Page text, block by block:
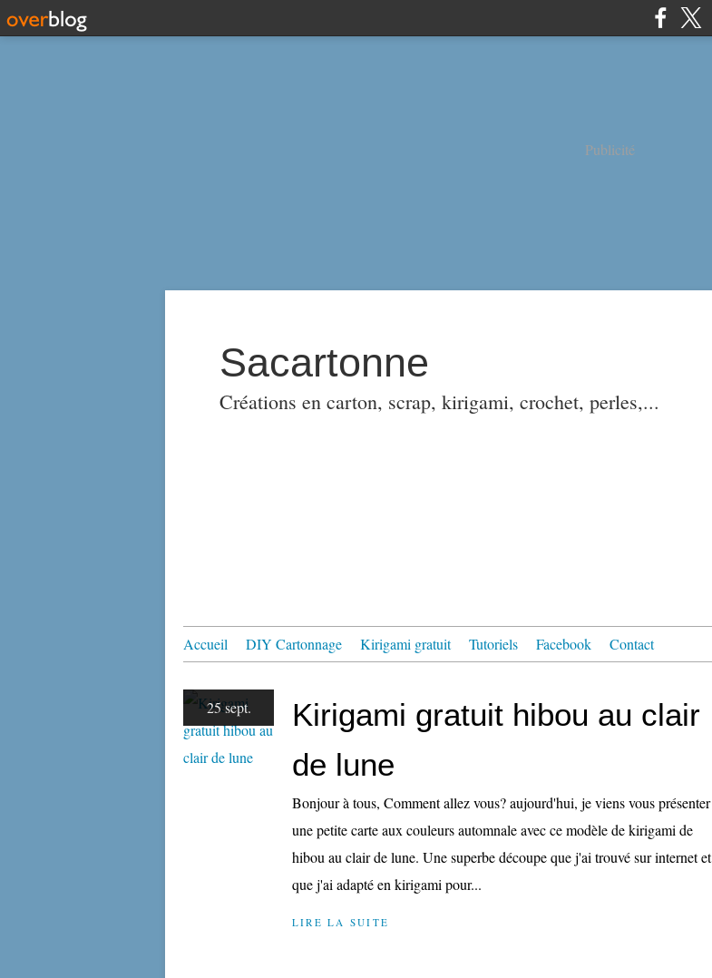
Publicité
Sacartonne
Créations en carton, scrap, kirigami, crochet, perles,...
Accueil DIY Cartonnage Kirigami gratuit Tutoriels Facebook Contact
25 sept.
Kirigami gratuit hibou au clair
de lune
Bonjour à tous, Comment allez vous? aujourd'hui, je viens vous présenter
une petite carte aux couleurs automnale avec ce modèle de kirigami de
hibou au clair de lune. Une superbe découpe que j'ai trouvé sur internet et
que j'ai adapté en kirigami pour...
LIRE LA SUITE